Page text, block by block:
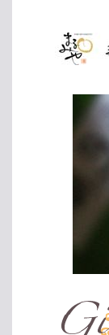
地酒・